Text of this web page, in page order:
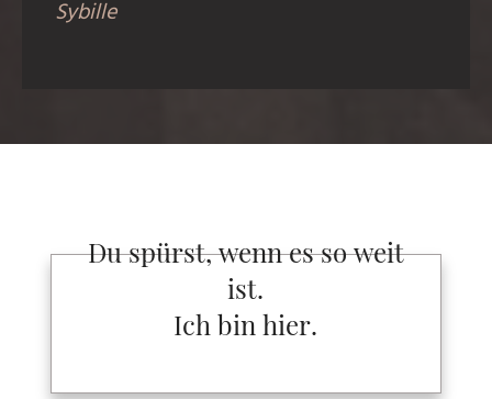
Sybille
Du spürst, wenn es so weit
ist.
Ich bin hier.